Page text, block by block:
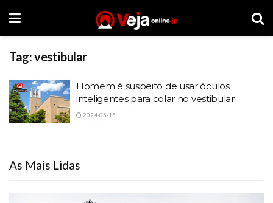
Tag:vestibular
Homem é suspeito de usar óculos
inteligentes para colar no vestibular
2024-05-15
As Mais Lidas